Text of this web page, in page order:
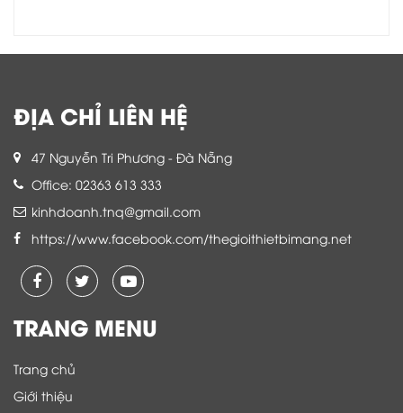
ĐỊA CHỈ LIÊN HỆ
47 Nguyễn Tri Phương - Đà Nẵng
Office: 02363 613 333
kinhdoanh.tnq@gmail.com
https://www.facebook.com/thegioithietbimang.net
TRANG MENU
Trang chủ
Giới thiệu